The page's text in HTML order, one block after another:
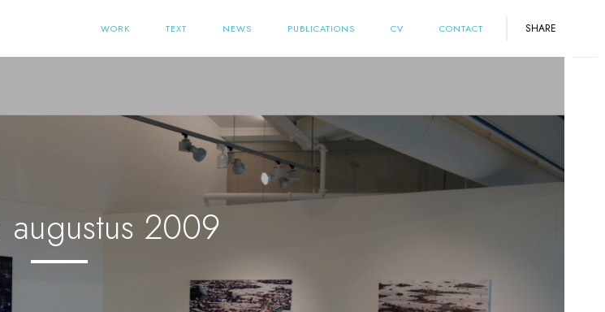
SHARE
WORK TEXT NEWS PUBLICATIONS CV CONTACT
augustus 2009